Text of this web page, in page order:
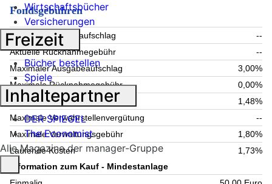
Fondsgebühren
Aktueller Ausgabeaufschlag
--
Aktuelle Rücknahmegebühr
--
Maximaler Ausgabeaufschlag
3,00%
Maximale Rücknahmegebühr
0,00%
Aktuelle Verwaltungsgebühr
1,48%
Maximale Verwahrstellenvergütung
--
Maximale Verwaltungsgebühr
1,80%
Laufende Kosten
1,73%
Information zum Kauf - Mindestanlage
Wirtschaftsbücher
Versicherungen
Freizeit
Bücher bestellen
Spiele
Inhaltepartner
DER SPIEGEL
The Economist
Alle Magazine der manager-Gruppe